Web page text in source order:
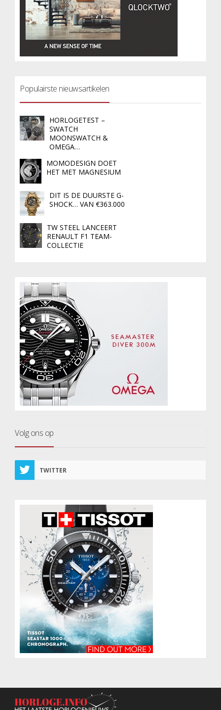
Populairste nieuwsartikelen
HORLOGETEST –
SWATCH
MOONSWATCH &
OMEGA…
MOMODESIGN DOET
HET MET MAGNESIUM
DIT IS DE DUURSTE G-
SHOCK… VAN €363.000
TW STEEL LANCEERT
RENAULT F1 TEAM-
COLLECTIE
Volg ons op
TWITTER